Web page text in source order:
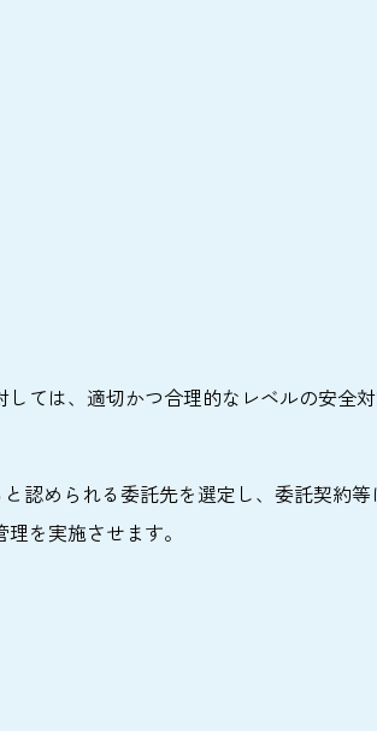
ては、適切かつ合理的なレベルの安全
認められる委託先を選定し、委託契約
を実施させます。